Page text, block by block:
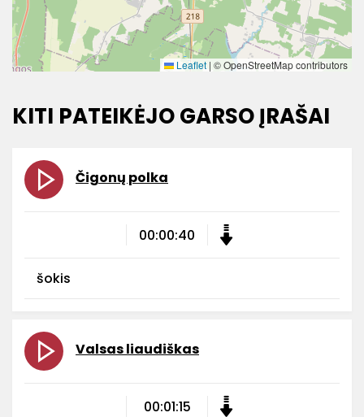
Leaflet | © OpenStreetMap contributors
KITI PATEIKĖJO GARSO ĮRAŠAI
Čigonų polka
00:00:40
šokis
Valsas liaudiškas
00:01:15